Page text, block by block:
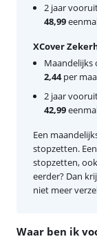
Waar ben ik
2 jaar
48,99
XCover
Maandelijks
2,44per
2 jaar
42,99
Een
stopzetten.
stopzetten,
eerder? Dan
niet meer